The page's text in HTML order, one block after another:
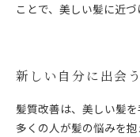
ことで、美しい髪に近づ
新しい自分に出会
髪質改善は、美しい髪
多くの人が髪の悩みを